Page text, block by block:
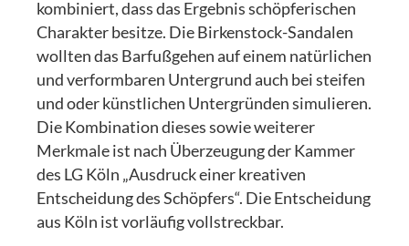
kombiniert, dass das Ergebnis schöpferischen
Charakter besitze. Die Birkenstock-Sandalen
wollten das Barfußgehen auf einem natürlichen
und verformbaren Untergrund auch bei steifen
und oder künstlichen Untergründen simulieren.
Die Kombination dieses sowie weiterer
Merkmale ist nach Überzeugung der Kammer
des LG Köln „Ausdruck einer kreativen
Entscheidung des Schöpfers“. Die Entscheidung
aus Köln ist vorläufig vollstreckbar.